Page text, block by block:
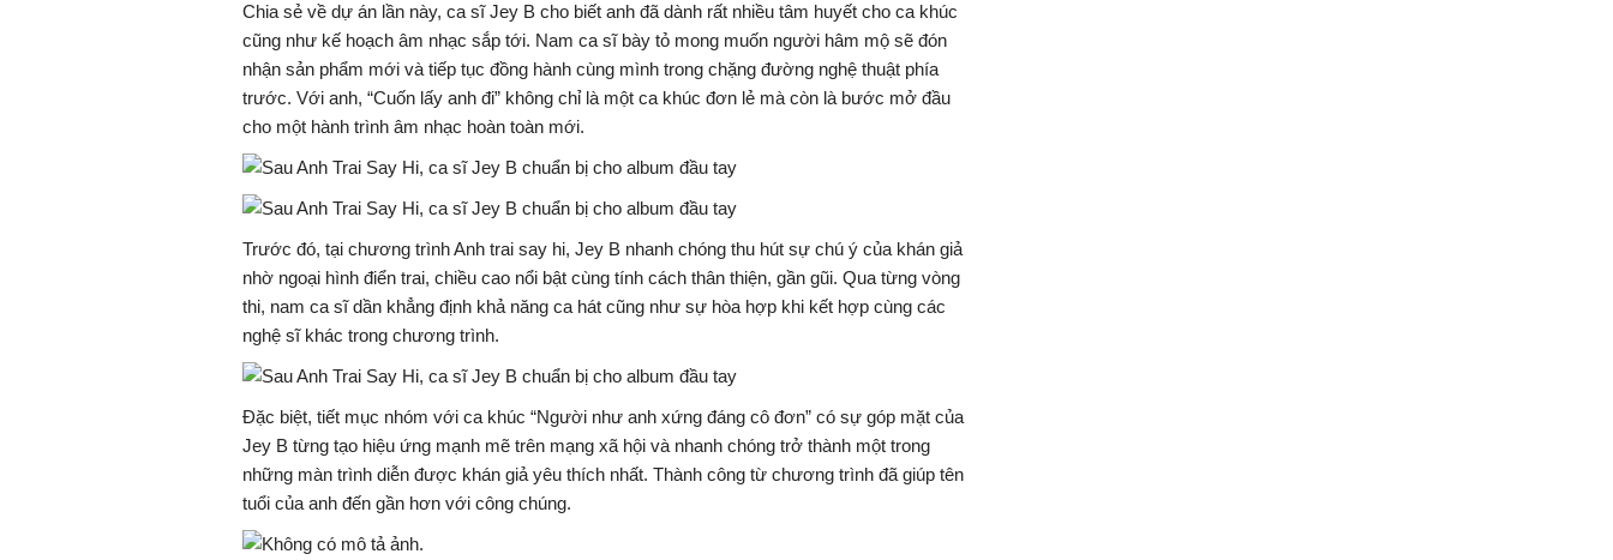
Chia sẻ về dự án lần này, ca sĩJey B cho biết anh đã dành rất nhiều tâm huyết cho ca khúc
cũng như kế hoạch âm nhạc sắp tới. Nam ca sĩ bày tỏ mong muốn người hâm mộ sẽ đón
nhận sản phẩm mới và tiếp tục đồng hành cùng mình trong chặng đường nghệ thuật phía
trước. Với anh, “Cuốn lấy anh đi” không chỉ là một ca khúc đơn lẻ mà còn là bước mở đầu
cho một hành trình âm nhạc hoàn toàn mới.
Trước đó, tại chương trìnhAnh trai say hi, Jey B nhanh chóng thu hút sự chú ý của khán giả
nhờ ngoại hình điển trai, chiều cao nổi bật cùng tính cách thân thiện, gần gũi. Qua từng vòng
thi, nam ca sĩ dần khẳng định khả năng ca hát cũng như sự hòa hợp khi kết hợp cùng các
nghệ sĩ khác trong chương trình.
Đặc biệt, tiết mục nhóm với ca khúc “Người như anh xứng đáng cô đơn” có sự góp mặt của
Jey B từng tạo hiệu ứng mạnh mẽ trên mạng xã hội và nhanh chóng trở thành một trong
những màn trình diễn được khán giả yêu thích nhất. Thành công từ chương trình đã giúp tên
tuổi của anh đến gần hơn với công chúng.